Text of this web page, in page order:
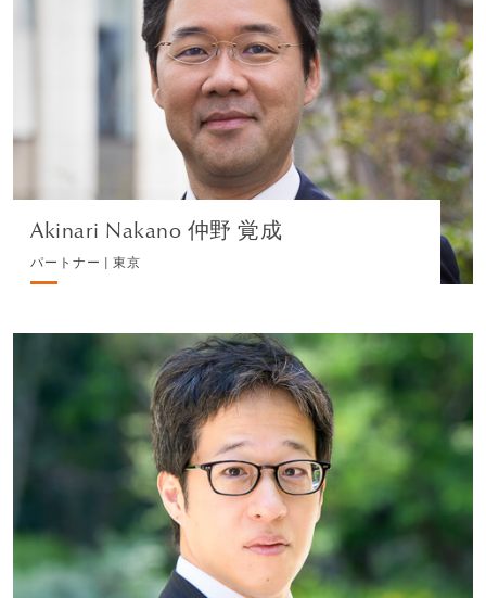
所のオフィスの弁護士は、クライアントの法的ニーズ
を理解し、上級管理職や社内弁護士と密接に連携して
ニーズにお応えします。
当事務所は、契約から企業構造、ガバナンスに至るま
で、あらゆる事項をカバーして助言を行います。当事
務所の法人税務専門チームは、国内及びクロスボーダ
ーのタックスプランニング戦略を検討します。また、
止法、消費者法等の規制に関する深い経験も有してい
ます。IPOからM&Aまで、上場企業としてのどの段階
Akinari Nakano 仲野 覚成
パートナー | 東京
パートナー | 東京
不動産
プロフィールを見る
Kazumitsu Goto 後藤 一光
パートナー | 東京
プロフィールを見る